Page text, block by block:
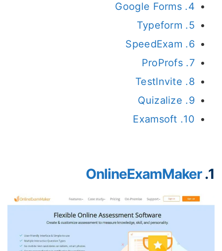
4. Google Forms
5. Typeform
6. SpeedExam
7. ProProfs
8. TestInvite
9. Quizalize
10. Examsoft
OnlineExamMaker